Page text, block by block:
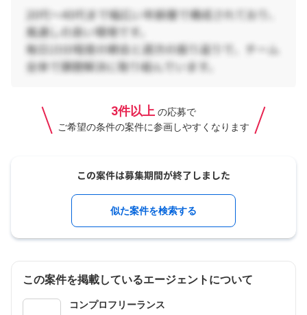
3件以上 の応募で
ご希望の条件の案件に参画しやすくなります
似た案件を検索する
この案件を掲載しているエージェントについて
コンプロフリーランス